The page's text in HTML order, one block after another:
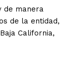
de manera
de la entidad,
California,